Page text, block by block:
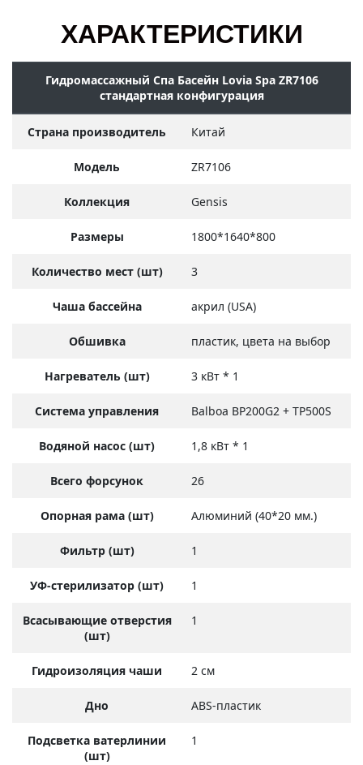
ХАРАКТЕРИСТИКИ
Гидромассажный Спа Басейн Lovia Spa ZR7106
стандартная конфигурация
Страна производитель Китай
Модель ZR7106
Коллекция Gensis
Размеры 1800*1640*800
Количество мест (шт) 3
Чаша бассейна акрил (USA)
Обшивка пластик, цвета на выбор
Нагреватель (шт) 3 кВт * 1
Система управления Balboa BP200G2 + TP500S
Водяной насос (шт) 1,8 кВт * 1
Всего форсунок 26
Опорная рама (шт) Алюминий (40*20 мм.)
Фильтр (шт) 1
УФ-стерилизатор (шт) 1
Всасывающие отверстия
(шт)
1
Гидроизоляция чаши 2 см
Дно ABS-пластик
Подсветка ватерлинии
(шт)
1